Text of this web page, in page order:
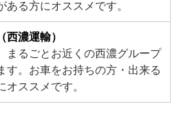
る方にオススメです。
西濃運輸）
まるごとお近くの西濃グループ
す。お車をお持ちの方・出来る
オススメです。